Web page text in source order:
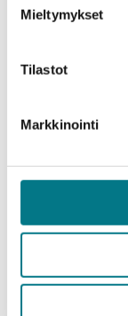
Mieltymykset
Tilastot
Markkinointi
Ohjelma
kohtaamaan
kuulemaan